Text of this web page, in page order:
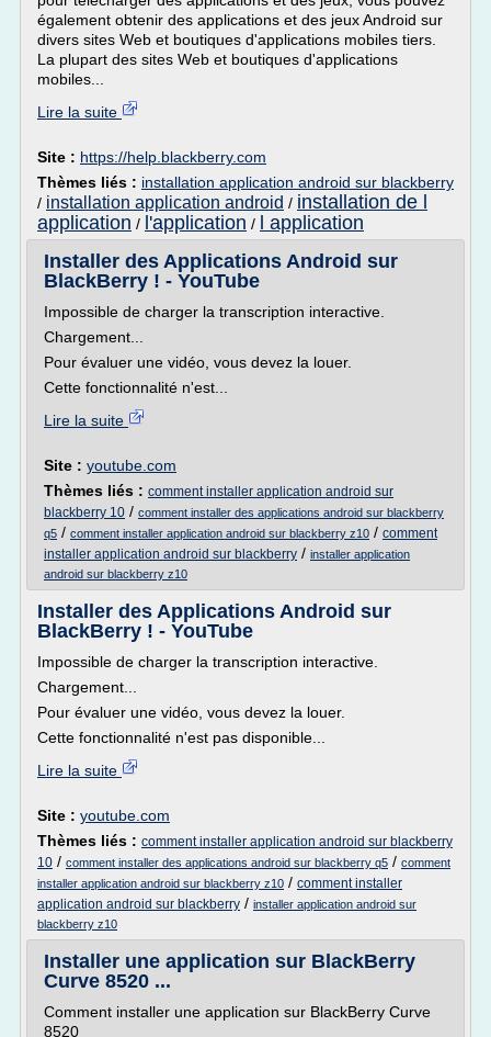
également obtenir des applications et des jeux Android sur
divers sites Web et boutiques d'applications mobiles tiers.
La plupart des sites Web et boutiques d'applications
mobiles...
Lire la suite
Site : https://help.blackberry.com
Thèmes liés : installation application android sur blackberry
/ installation application android / installation de l
application / l'application /
l application
Installer des Applications Android sur
BlackBerry ! - YouTube
Impossible de charger la transcription interactive.
Chargement...
Pour évaluer une vidéo, vous devez la louer.
Cette fonctionnalité n'est...
Lire la suite
Site : youtube.com
Thèmes liés : comment installer application android sur
blackberry 10 / comment installer des applications android sur blackberry
q5 / comment installer application android sur blackberry z10 / comment
installer application android sur blackberry / installer application
android sur blackberry z10
Installer des Applications Android sur
BlackBerry ! - YouTube
Impossible de charger la transcription interactive.
Chargement...
Pour évaluer une vidéo, vous devez la louer.
Cette fonctionnalité n'est pas disponible...
Lire la suite
Site : youtube.com
Thèmes liés : comment installer application android sur blackberry
10 / comment installer des applications android sur blackberry q5 / comment
installer application android sur blackberry z10 / comment installer
application android sur blackberry / installer application android sur
blackberry z10
Installer une application sur BlackBerry
Curve 8520 ...
Comment installer une application sur BlackBerry Curve
8520